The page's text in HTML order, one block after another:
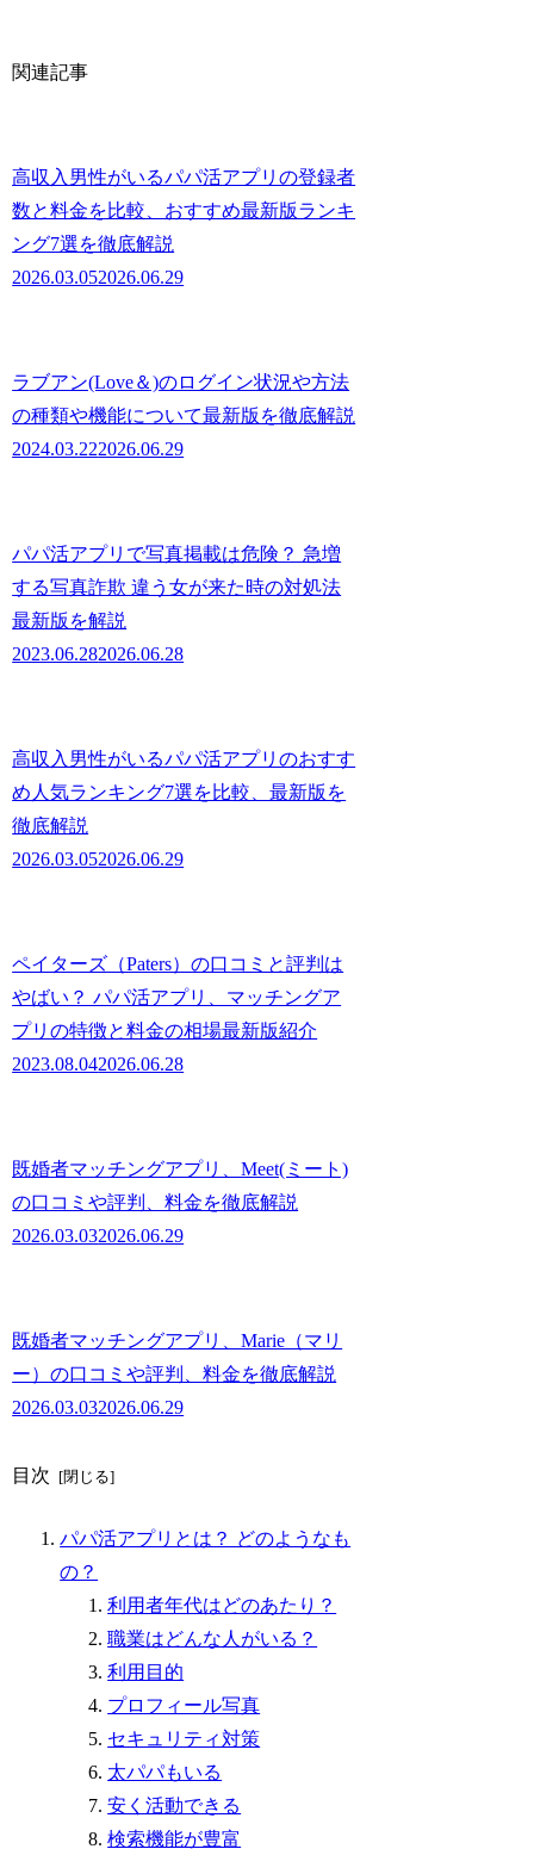
関連記事
高収入男性がいるパパ活アプリの登録者
数と料金を比較、おすすめ最新版ランキ
ング7選を徹底解説
2026.03.052026.06.29
ラブアン(Love＆)のログイン状況や方法
の種類や機能について最新版を徹底解説
2024.03.222026.06.29
パパ活アプリで写真掲載は危険？ 急増
する写真詐欺 違う女が来た時の対処法
最新版を解説
2023.06.282026.06.28
高収入男性がいるパパ活アプリのおすす
め人気ランキング7選を比較、最新版を
徹底解説
2026.03.052026.06.29
ペイターズ（Paters）の口コミと評判は
やばい？ パパ活アプリ、マッチングア
プリの特徴と料金の相場最新版紹介
2023.08.042026.06.28
既婚者マッチングアプリ、Meet(ミート)
の口コミや評判、料金を徹底解説
2026.03.032026.06.29
既婚者マッチングアプリ、Marie（マリ
ー）の口コミや評判、料金を徹底解説
2026.03.032026.06.29
目次
パパ活アプリとは？ どのようなも
の？
利用者年代はどのあたり？
職業はどんな人がいる？
利用目的
プロフィール写真
セキュリティ対策
太パパもいる
安く活動できる
検索機能が豊富